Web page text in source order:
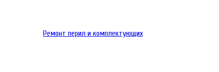
Ремонт перил и комплектующих